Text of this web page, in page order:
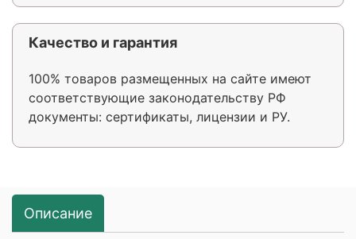
Качество и гарантия
100% товаров размещенных на сайте имеют
соответствующие законодательству РФ
документы: сертификаты, лицензии и РУ.
Описание